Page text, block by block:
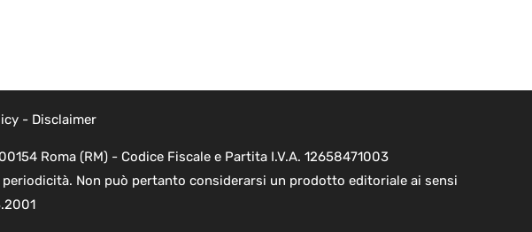
- Disclaimer
Roma (RM) - Codice Fiscale e Partita I.V.A. 12658471003
Non può pertanto considerarsi un prodotto editoriale ai sensi